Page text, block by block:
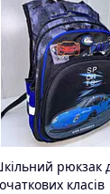
рюкзак
класів